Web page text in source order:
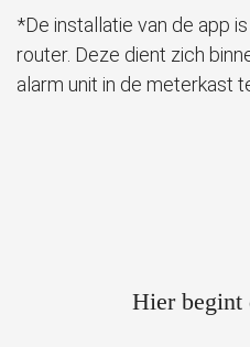
*De installatie van de app
router. Deze dient zich
alarm unit in de meterkast
Hier begint